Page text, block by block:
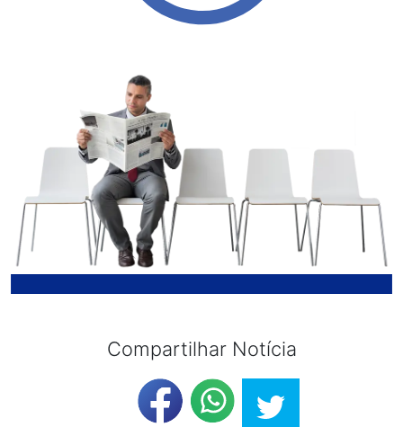
Compartilhar Notícia